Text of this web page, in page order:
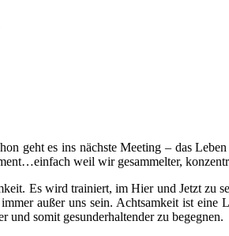
geht es ins nächste Meeting – das
weil wir gesammelter,
Es wird trainiert, im Hier und Jetzt zu
außer uns sein. Achtsamkeit ist
und somit gesunderhaltender zu begegnen.